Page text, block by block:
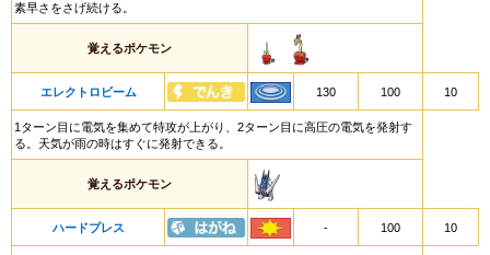
素早さをさげ続ける。
覚えるポケモン
エレクトロビーム 130 100 10
1ターン目に電気を集めて特攻が上がり、2ターン目に高圧の電気を発射す
る。天気が雨の時はすぐに発射できる。
覚えるポケモン
ハードプレス - 100 10